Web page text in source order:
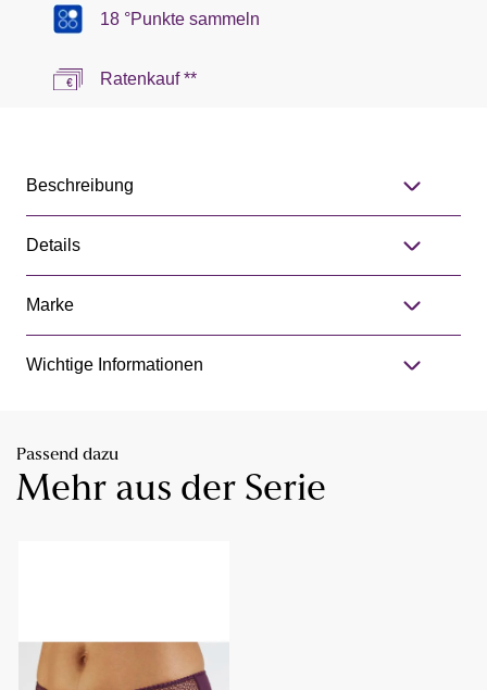
18 °Punkte sammeln
Ratenkauf **
Beschreibung
Details
Marke
Wichtige Informationen
Passend dazu
Mehr aus der Serie